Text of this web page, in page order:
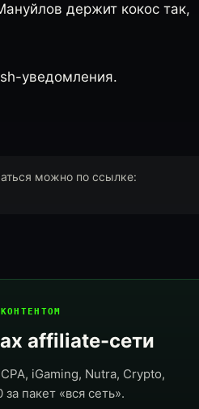
держит кокос так,
уведомления.
можно по ссылке:
affiliate-сети
iGaming, Nutra, Crypto,
пакет «вся сеть».